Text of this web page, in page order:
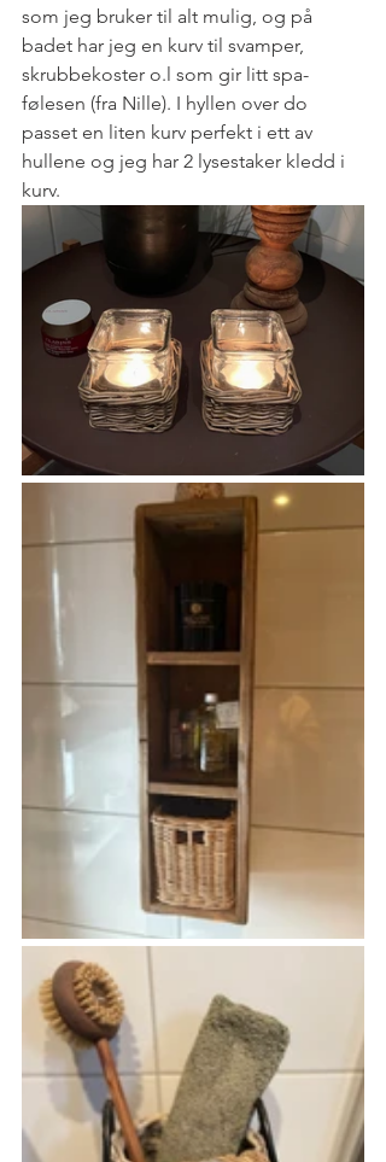
som jeg bruker til alt mulig, og på
badet har jeg en kurv til svamper,
skrubbekoster o.l som gir litt spa-
følesen (fra Nille). I hyllen over do
passet en liten kurv perfekt i ett av
hullene og jeg har 2 lysestaker kledd i
kurv.